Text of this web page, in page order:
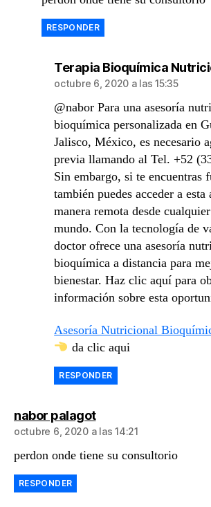
RESPONDER
Terapia Bioquímica
octubre 6, 2020 a las 15:35
@nabor Para una asesoría
bioquímica personalizada en
Jalisco, México, es necesario
previa llamando al Tel. +52
Sin embargo, si te encuentras
también puedes acceder a esta
manera remota desde
mundo. Con la tecnología de
doctor ofrece una asesoría
bioquímica a distancia para
bienestar. Haz clic aquí para
información sobre esta
Asesoría Nutricional
da clic aqui
RESPONDER
nabor palagotdice:
octubre 6, 2020 a las 14:21
perdon onde tiene su consultorio
RESPONDER